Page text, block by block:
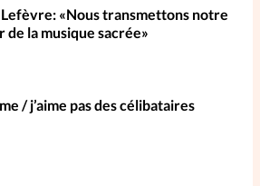
«Nous transmettons notre
de la musique sacrée»
/ j’aime pas des célibataires